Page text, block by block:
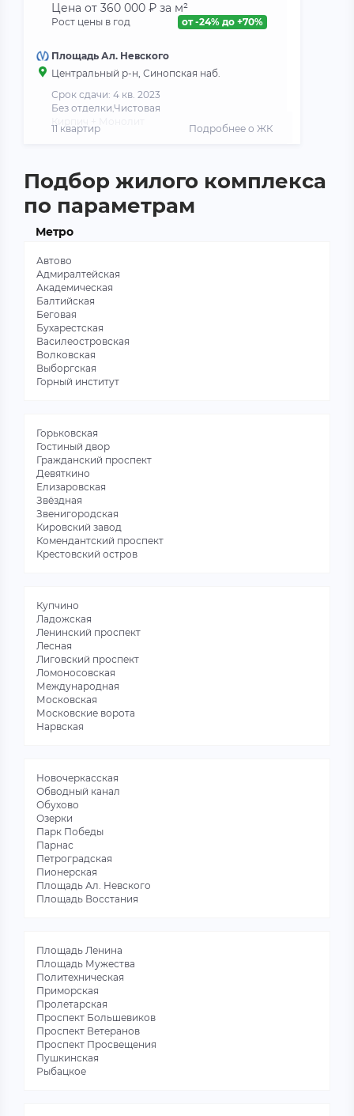
Цена от 360 000 ₽ за м²
Рост цены в год от -24% до +70%
Площадь Ал. Невского
Центральный р-н, Синопская наб.
Срок сдачи: 4 кв. 2023
Без отделки,Чистовая
11 квартир Подробнее о ЖК
Подбор жилого комплекса
по параметрам
Метро
Автово
Адмиралтейская
Академическая
Балтийская
Беговая
Бухарестская
Василеостровская
Волковская
Выборгская
Горный институт
Горьковская
Гостиный двор
Гражданский проспект
Девяткино
Елизаровская
Звёздная
Звенигородская
Кировский завод
Комендантский проспект
Крестовский остров
Купчино
Ладожская
Ленинский проспект
Лесная
Лиговский проспект
Ломоносовская
Международная
Московская
Московские ворота
Нарвская
Новочеркасская
Обводный канал
Обухово
Озерки
Парк Победы
Парнас
Петроградская
Пионерская
Площадь Ал. Невского
Площадь Восстания
Площадь Ленина
Площадь Мужества
Политехническая
Приморская
Пролетарская
Проспект Большевиков
Проспект Ветеранов
Проспект Просвещения
Пушкинская
Рыбацкое